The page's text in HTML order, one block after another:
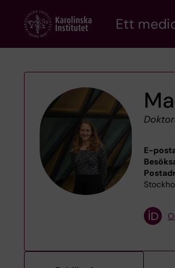
content
Ett
E-